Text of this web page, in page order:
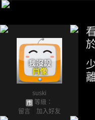
suski
等級：
留言
加入好友